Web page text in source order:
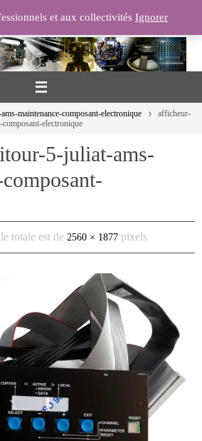
maintenance-composant-electronique
afficheur-
electronique
5-juliat-ams-
totale est de 2560 × 1877 pixels
et aux collectivités Ignorer